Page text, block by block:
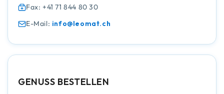
Fax: +41 71 844 80 30
E-Mail: info@leomat.ch
GENUSS BESTELLEN